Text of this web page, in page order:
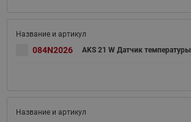
084N2026 AKS 21 W Датчик температуры